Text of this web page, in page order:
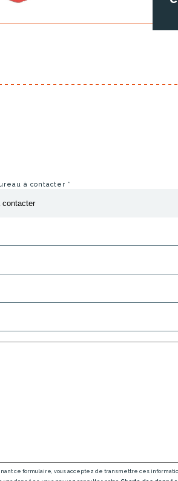
à contacter *
ce formulaire, vous acceptez de transmettre ces